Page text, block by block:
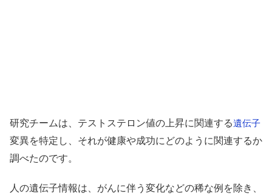
研究チームは、テストステロン値の上昇に関連する遺伝子
変異を特定し、それが健康や成功にどのように関連するか
調べたのです。
人の遺伝子情報は、がんに伴う変化などの稀な例を除き、